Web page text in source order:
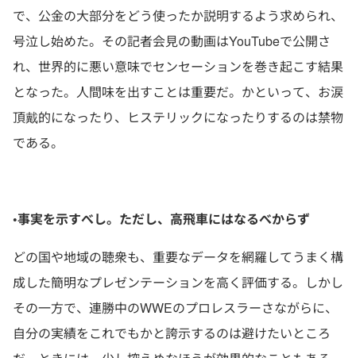
で、公金の大部分をどう使ったか説明するよう求められ、
号泣し始めた。その記者会見の動画はYouTubeで公開さ
れ、世界的に悪い意味でセンセーションを巻き起こす結果
となった。人間味を出すことは重要だ。かといって、お涙
頂戴的になったり、ヒステリックになったりするのは禁物
である。
•事実を示すべし。ただし、高飛車にはなるべからず
どの国や地域の聴衆も、重要なデータを網羅してうまく構
成した簡明なプレゼンテーションを高く評価する。しかし
その一方で、連勝中のWWEのプロレスラーさながらに、
自分の実績をこれでもかと誇示するのは避けたいところ